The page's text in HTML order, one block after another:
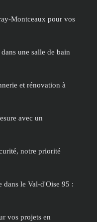
Montceaux pour vos
une salle de bain
et rénovation à
avec un
notre priorité
dans le Val-d'Oise 95 :
vos projets en